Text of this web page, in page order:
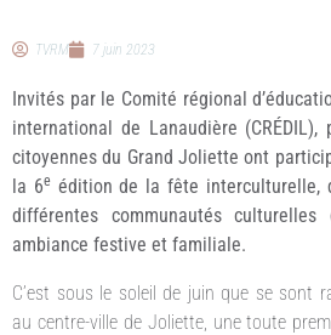
TVRM 7 juin 2023
Invités par le Comité régional
international de Lanaudière
citoyennes du Grand Joliette ont
la 6eédition de la fête interculturelle,
différentes communautés
ambiance festive et familiale.
C’est sous le soleil de juin que se sont
au centre-ville de Joliette, une toute